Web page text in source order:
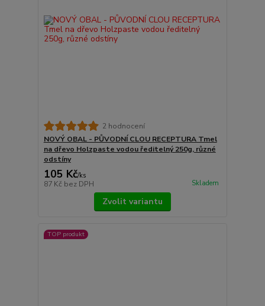
2 hodnocení
NOVÝ OBAL - PŮVODNÍ CLOU RECEPTURA Tmel
na dřevo Holzpaste vodou ředitelný 250g, různé
odstíny
105 Kč/ks
87 Kč bez DPH Skladem
Zvolit variantu
TOP produkt